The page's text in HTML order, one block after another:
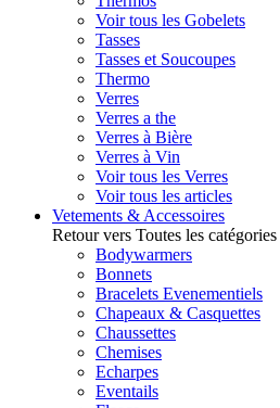
Voir tous les Gobelets
Tasses
Tasses et Soucoupes
Thermo
Verres
Verres a the
Verres à Bière
Verres à Vin
Voir tous les Verres
Voir tous les articles
Vetements & Accessoires
Retour vers Toutes les catégories
Bodywarmers
Bonnets
Bracelets Evenementiels
Chapeaux & Casquettes
Chaussettes
Chemises
Echarpes
Eventails